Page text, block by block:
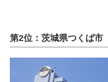
第2位：茨城県つくば市